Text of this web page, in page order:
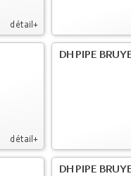
détail+
détail+
DH PIPE
DH PIPE